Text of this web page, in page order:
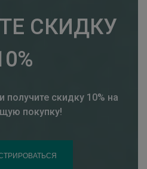
СКИДКУ
получите скидку 10% на
покупку!